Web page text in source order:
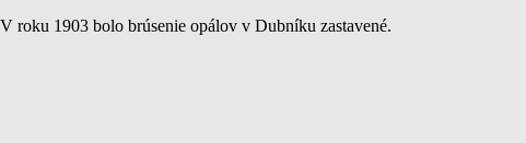
V roku 1903 bolo brúsenie opálov v Dubníku zastavené.